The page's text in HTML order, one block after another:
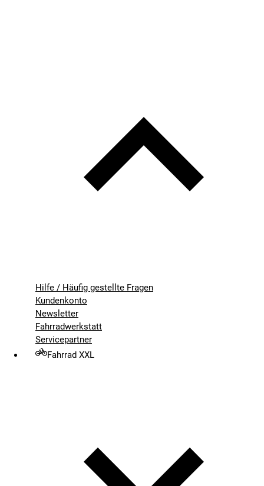
Hilfe / Häufig gestellte Fragen
Kundenkonto
Newsletter
Fahrradwerkstatt
Servicepartner
Fahrrad XXL